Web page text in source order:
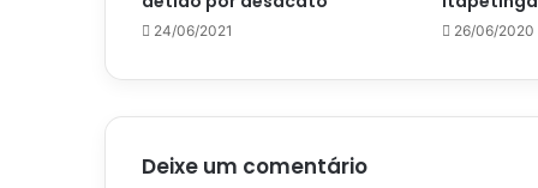
24/06/2021 26/06/2020
Deixe um comentário